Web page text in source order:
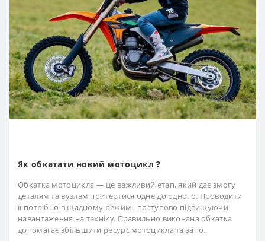
Як обкатати новий мотоцикл ?
Обкатка мотоцикла — це важливий етап, який дає змогу
деталям та вузлам притертися одне до одного. Проводити
її потрібно в щадному режимі, поступово підвищуючи
навантаження на техніку. Правильно виконана обкатка
допомагає збільшити ресурс мотоцикла та запо..